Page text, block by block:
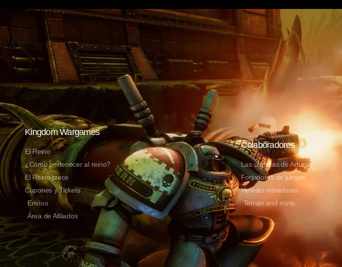
Kingdom Wargames
El Reino
¿Cómo pertenecer al reino?
El Reino crece
Cupones y Tickets
Envíos
Área de Afiliados
Colaboradores
Las crónicas de Arturok
Forjadores de juegos
Hefesto miniaturas
Terrain and minis